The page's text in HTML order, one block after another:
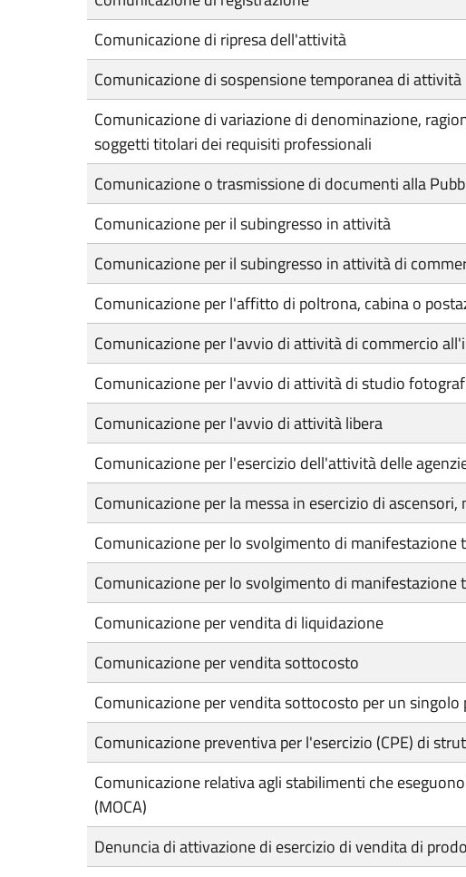
Comunicazione di ripresa dell'attività
Comunicazione di sospensione temporanea di attività
Comunicazione di variazione di denominazione,
soggetti titolari dei requisiti professionali
Comunicazione o trasmissione di documenti alla
Comunicazione per il subingresso in attività
Comunicazione per il subingresso in attività di
Comunicazione per l'affitto di poltrona, cabina o
Comunicazione per l'avvio di attività di commercio
Comunicazione per l'avvio di attività di studio
Comunicazione per l'avvio di attività libera
Comunicazione per l'esercizio dell'attività delle
Comunicazione per la messa in esercizio di
Comunicazione per lo svolgimento di
Comunicazione per lo svolgimento di
Comunicazione per vendita di liquidazione
Comunicazione per vendita sottocosto
Comunicazione per vendita sottocosto per un
Comunicazione preventiva per l'esercizio (CPE) di
Comunicazione relativa agli stabilimenti che
(MOCA)
Denuncia di attivazione di esercizio di vendita di